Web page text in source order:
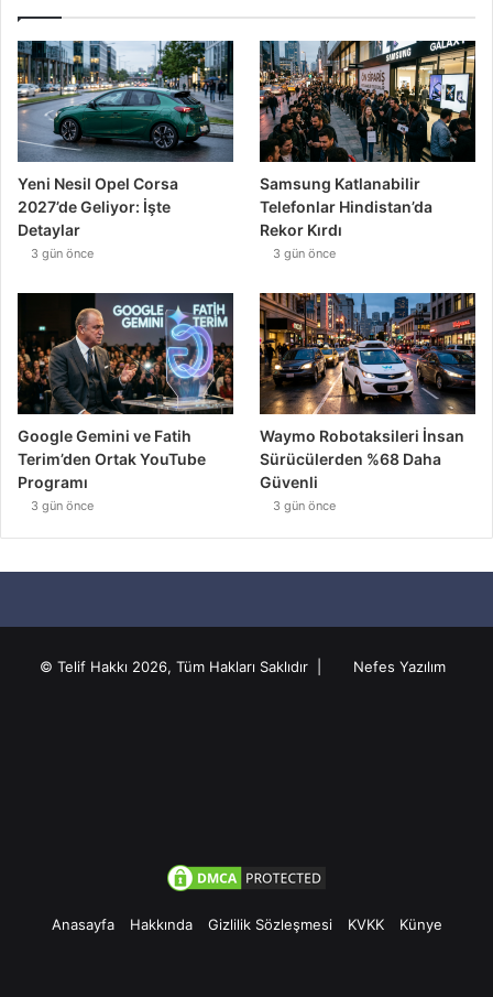
Yeni Nesil Opel Corsa
2027’de Geliyor: İşte
Detaylar
3 gün önce
Samsung Katlanabilir
Telefonlar Hindistan’da
Rekor Kırdı
3 gün önce
Google Gemini ve Fatih
Terim’den Ortak YouTube
Programı
3 gün önce
Waymo Robotaksileri İnsan
Sürücülerden %68 Daha
Güvenli
3 gün önce
© Telif Hakkı 2026, Tüm Hakları Saklıdır | Nefes Yazılım
Anasayfa Hakkında Gizlilik Sözleşmesi KVKK Künye